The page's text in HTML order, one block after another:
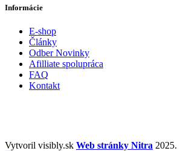
Informácie
E-shop
Články
Odber Novinky
Afilliate spolupráca
FAQ
Kontakt
Vytvoril visibly.sk Web stránky Nitra 2025.